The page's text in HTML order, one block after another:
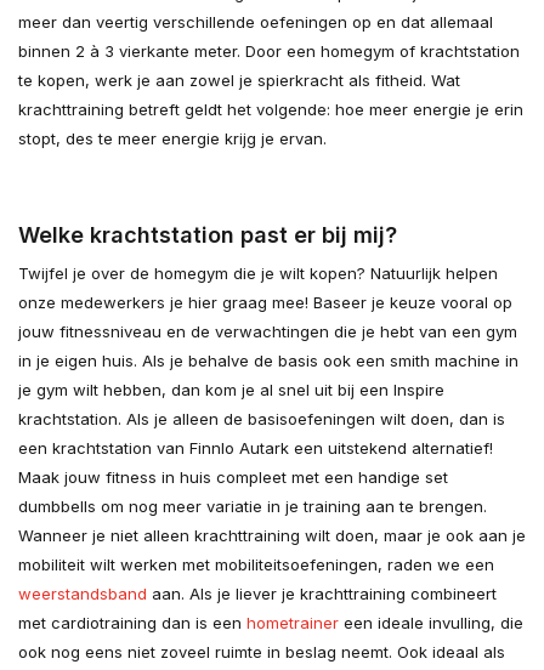
meer dan veertig verschillende oefeningen op en dat allemaal
binnen 2 à 3 vierkante meter. Door een homegym of krachtstation
te kopen, werk je aan zowel je spierkracht als fitheid. Wat
krachttraining betreft geldt het volgende: hoe meer energie je erin
stopt, des te meer energie krijg je ervan.
Welke krachtstation past er bij mij?
Twijfel je over de homegym die je wilt kopen? Natuurlijk helpen
onze medewerkers je hier graag mee! Baseer je keuze vooral op
jouw fitnessniveau en de verwachtingen die je hebt van een gym
in je eigen huis. Als je behalve de basis ook een smith machine in
je gym wilt hebben, dan kom je al snel uit bij een Inspire
krachtstation. Als je alleen de basisoefeningen wilt doen, dan is
een krachtstation van Finnlo Autark een uitstekend alternatief!
Maak jouw fitness in huis compleet met een handige set
dumbbells om nog meer variatie in je training aan te brengen.
Wanneer je niet alleen krachttraining wilt doen, maar je ook aan je
mobiliteit wilt werken met mobiliteitsoefeningen, raden we een
weerstandsband aan. Als je liever je krachttraining combineert
met cardiotraining dan is een hometrainer een ideale invulling, die
ook nog eens niet zoveel ruimte in beslag neemt. Ook ideaal als